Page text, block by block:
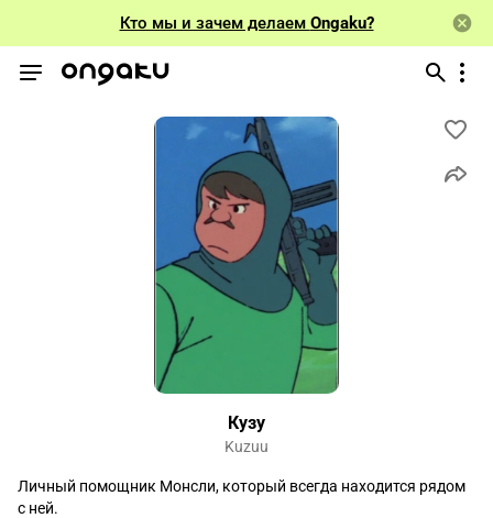
Кто мы и зачем делаем Ongaku?
Кузу
Kuzuu
Личный помощник Монсли, который всегда находится рядом
с ней.